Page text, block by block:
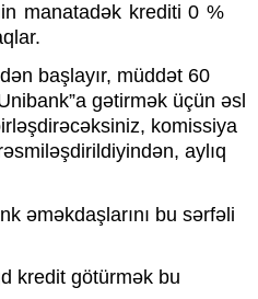
manatadək krediti 0 %
başlayır, müddət 60
gətirmək üçün əsl
komissiya
aylıq
əməkdaşlarını bu sərfəli
kredit götürmək bu